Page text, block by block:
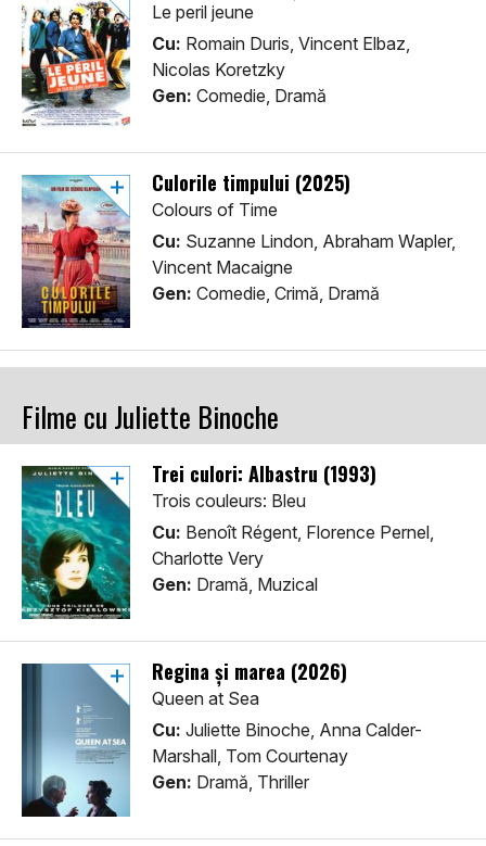
Le peril jeune
Cu: Romain Duris, Vincent Elbaz,
Nicolas Koretzky
Gen: Comedie, Dramă
Culorile timpului (2025)
Colours of Time
Cu: Suzanne Lindon, Abraham Wapler,
Vincent Macaigne
Gen: Comedie, Crimă, Dramă
Filme cu Juliette Binoche
Trei culori: Albastru (1993)
Trois couleurs: Bleu
Cu: Benoît Régent, Florence Pernel,
Charlotte Very
Gen: Dramă, Muzical
Regina și marea (2026)
Queen at Sea
Cu: Juliette Binoche, Anna Calder-
Marshall, Tom Courtenay
Gen: Dramă, Thriller